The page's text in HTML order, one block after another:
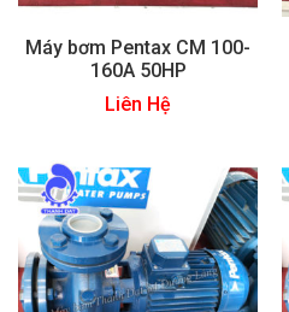
Máy bơm Pentax CM 100-
160A 50HP
Liên Hệ